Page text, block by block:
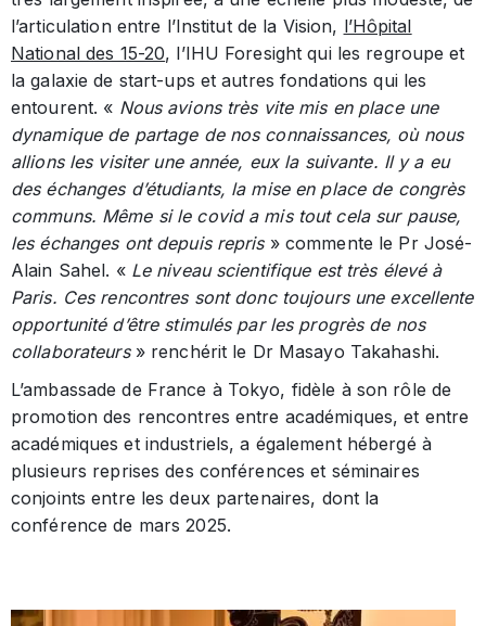
l’articulation entre l’Institut de la Vision, l’Hôpital
National des 15-20, l’IHU Foresight qui les regroupe et
la galaxie de start-ups et autres fondations qui les
entourent. « Nous avions très vite mis en place une
dynamique de partage de nos connaissances, où nous
allions les visiter une année, eux la suivante. Il y a eu
des échanges d’étudiants, la mise en place de congrès
communs. Même si le covid a mis tout cela sur pause,
les échanges ont depuis repris» commente le Pr José-
Alain Sahel. «Le niveau scientifique est très élevé à
Paris. Ces rencontres sont donc toujours une excellente
opportunité d’être stimulés par les progrès de nos
collaborateurs » renchérit le Dr Masayo Takahashi.
L’ambassade de France à Tokyo, fidèle à son rôle de
promotion des rencontres entre académiques, et entre
académiques et industriels, a également hébergé à
plusieurs reprises des conférences et séminaires
conjoints entre les deux partenaires, dont la
conférence de mars 2025.